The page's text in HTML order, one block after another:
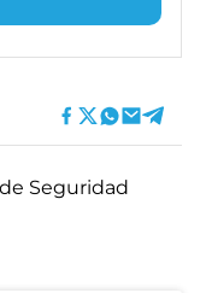
Seguridad